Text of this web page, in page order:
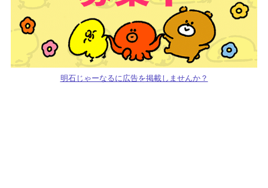
明石じゃーなるに広告を掲載しませんか？